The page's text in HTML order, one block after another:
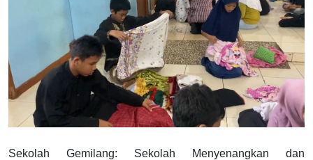
Sekolah Gemilang: Sekolah Menyenangkan dan